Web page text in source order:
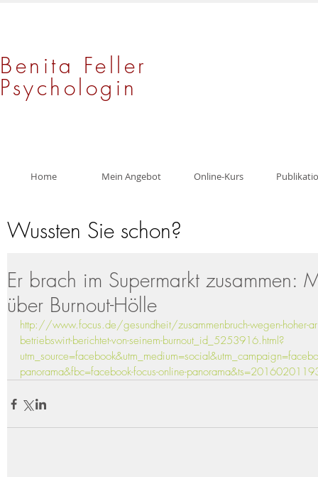
Benita Feller
Psychologin
Home Mein Angebot Online-Kurs
Wussten Sie schon?
Er brach im Supermarkt zusammen:
über Burnout-Hölle
http://www.focus.de/gesundheit/zusammenbruch-wegen-hoher-
betriebswirt-berichtet-von-seinem-burnout_id_5253916.html?
panorama&fbc=facebook-focus-online-